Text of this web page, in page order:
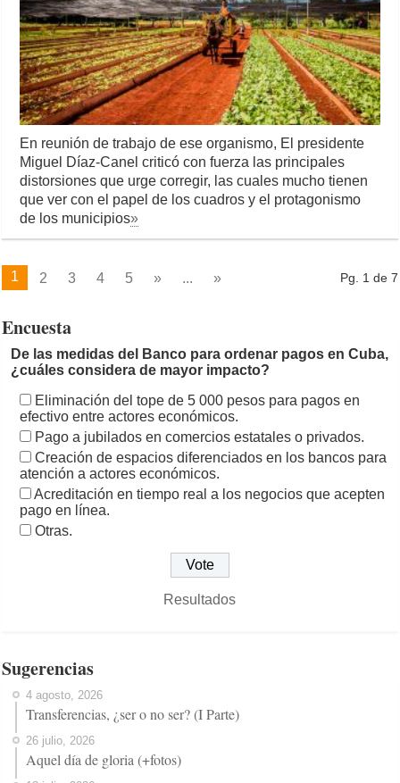
En reunión de trabajo de ese organismo, El presidente
Miguel Díaz-Canel criticó con fuerza las principales
distorsiones que urge corregir, las cuales mucho tienen
que ver con el papel de los cuadros y el protagonismo
de los municipios»
Pg. 1 de 7
1 2 3 4 5 » ... »
Encuesta
De las medidas del Banco para ordenar pagos en Cuba,
¿cuáles considera de mayor impacto?
Eliminación del tope de 5 000 pesos para pagos en
efectivo entre actores económicos.
Pago a jubilados en comercios estatales o privados.
Creación de espacios diferenciados en los bancos para
atención a actores económicos.
Acreditación en tiempo real a los negocios que acepten
pago en línea.
Otras.
Resultados
Sugerencias
4 agosto, 2026
Transferencias, ¿ser o no ser? (I Parte)
26 julio, 2026
Aquel día de gloria (+fotos)